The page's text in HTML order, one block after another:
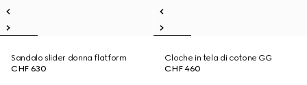
Sandalo slider donna flatform
CHF 630
Cloche in tela di cotone GG
CHF 460